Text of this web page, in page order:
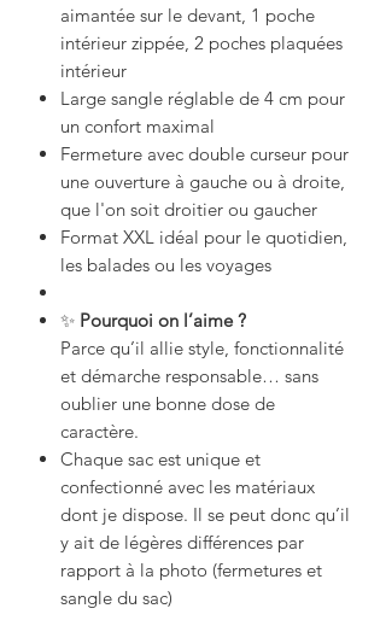
aimantée sur le devant, 1 poche
intérieur zippée, 2 poches plaquées
intérieur
Large sangle réglable de 4 cm pour
un confort maximal
Fermeture avec double curseur pour
une ouverture à gauche ou à droite,
que l'on soit droitier ou gaucher
Format XXL idéal pour le quotidien,
les balades ou les voyages
✨ Pourquoi on l’aime ?
Parce qu’il allie style, fonctionnalité
et démarche responsable… sans
oublier une bonne dose de
caractère.
Chaque sac est unique et
confectionné avec les matériaux
dont je dispose. Il se peut donc qu’il
y ait de légères différences par
rapport à la photo (fermetures et
sangle du sac)